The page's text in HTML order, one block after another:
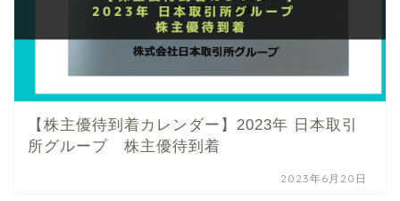
【株主優待到着カレンダー】2023年 日本取引
所グループ 株主優待到着
2023年6月20日